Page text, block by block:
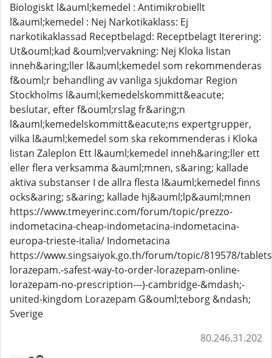
Biologiskt l&auml;kemedel : Antimikrobiellt
l&auml;kemedel : Nej Narkotikaklass: Ej
narkotikaklassad Receptbelagd: Receptbelagt Iterering:
Ut&ouml;kad &ouml;vervakning: Nej Kloka listan
inneh&aring;ller l&auml;kemedel som rekommenderas
f&ouml;r behandling av vanliga sjukdomar Region
Stockholms l&auml;kemedelskommitt&eacute;
beslutar, efter f&ouml;rslag fr&aring;n
l&auml;kemedelskommitt&eacute;ns expertgrupper,
vilka l&auml;kemedel som ska rekommenderas i Kloka
listan Zaleplon Ett l&auml;kemedel inneh&aring;ller ett
eller flera verksamma &auml;mnen, s&aring; kallade
aktiva substanser I de allra flesta l&auml;kemedel finns
ocks&aring; s&aring; kallade hj&auml;lp&auml;mnen
https://www.tmeyerinc.com/forum/topic/prezzo-
indometacina-cheap-indometacina-indometacina-
europa-trieste-italia/ Indometacina
https://www.singsaiyok.go.th/forum/topic/819578/
lorazepam.-safest-way-to-order-lorazepam-online-
lorazepam-no-prescription---)-cambridge-&mdash;-
united-kingdom Lorazepam G&ouml;teborg &ndash;
Sverige
80.246.31.202